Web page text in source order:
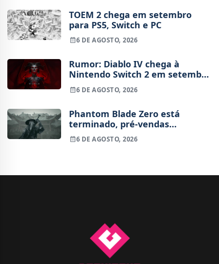
TOEM 2 chega em setembro
para PS5, Switch e PC
6 DE AGOSTO, 2026
Rumor: Diablo IV chega à
Nintendo Switch 2 em setembro
e vai custar o preço de um jogo
novo
6 DE AGOSTO, 2026
Phantom Blade Zero está
terminado, pré-vendas
começam na próxima semana
6 DE AGOSTO, 2026